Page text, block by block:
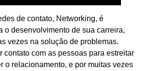
de contato, Networking, é
o desenvolvimento de sua carreira,
vezes na solução de problemas.
contato com as pessoas para estreitar
o relacionamento, e por muitas vezes